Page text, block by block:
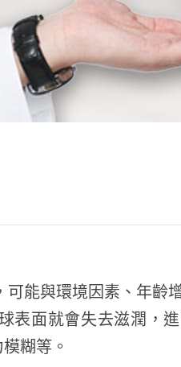
能與環境因素、年齡
表面就會失去滋潤，
糊等。